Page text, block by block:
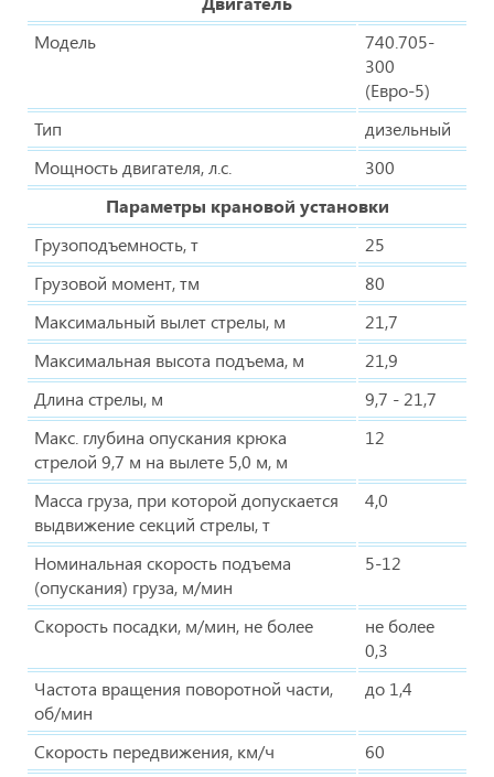
Модель
740.705-
300
(Евро-5)
Тип
дизельный
Мощность двигателя, л.с.
300
Параметры крановой установки
Грузоподъемность, т
25
Грузовой момент, тм
80
Максимальный вылет стрелы, м
21,7
Максимальная высота подъема, м
21,9
Длина стрелы, м
9,7 - 21,7
Макс. глубина опускания крюка
стрелой 9,7 м на вылете 5,0 м, м
12
Масса груза, при которой допускается
выдвижение секций стрелы, т
4,0
Номинальная скорость подъема
(опускания) груза, м/мин
5-12
Скорость посадки, м/мин, не более
не более
0,3
Частота вращения поворотной части,
об/мин
до 1,4
Скорость передвижения, км/ч
60